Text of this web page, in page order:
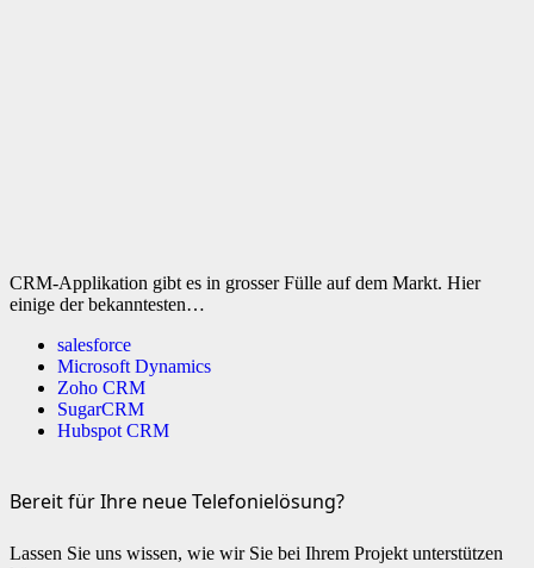
CRM-Applikation gibt es in grosser Fülle auf dem Markt. Hier
einige der bekanntesten…
salesforce
Microsoft Dynamics
Zoho CRM
SugarCRM
Hubspot CRM
Bereit für Ihre neue Telefonielösung?
Lassen Sie uns wissen, wie wir Sie bei Ihrem Projekt unterstützen